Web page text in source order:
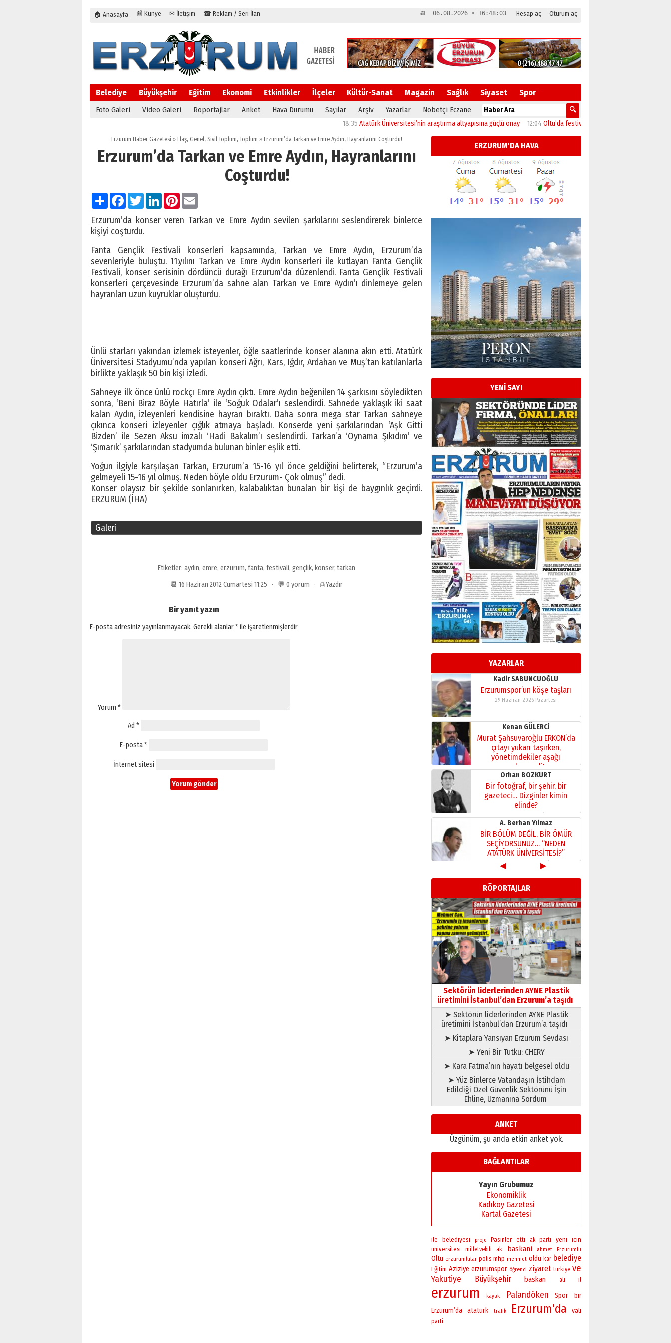
🏠 Anasayfa 📰 Künye ✉ İletişim ☎ Reklam / Seri İlan Hesap aç Oturum aç
📆 06.08.2026 • 16:48:04
Belediye Büyükşehir Eğitim Ekonomi Etkinlikler İlçeler Kültür-Sanat Magazin Sağlık Siyaset Spor
Foto Galeri Video Galeri Röportajlar Anket Hava Durumu Sayılar Arşiv Yazarlar Nöbetçi Eczane
Atatürk Üniversitesi’nin araştırma altyapısına güçlü onay 12:04Oltu’da festival coşkusu konserle zirveye ulaştı
Erzurum Haber Gazetesi » Flaş, Genel, Sivil Toplum,Toplum »Erzurum’da Tarkan ve Emre Aydın, Hayranlarını Coşturdu!
Erzurum’da Tarkan ve Emre Aydın, Hayranlarını
Coşturdu!
PaylaşFacebook
TwitterLinkedInPinterest
Erzurum’da konser veren Tarkan ve Emre Aydın sevilen şarkılarını seslendirerek binlerce
kişiyi coşturdu.
Fanta Gençlik Festivali konserleri kapsamında, Tarkan ve Emre Aydın, Erzurum’da
sevenleriyle buluştu. 11.yılını Tarkan ve Emre Aydın konserleri ile kutlayan Fanta Gençlik
Festivali, konser serisinin dördüncü durağı Erzurum’da düzenlendi. Fanta Gençlik Festivali
konserleri çerçevesinde Erzurum’da sahne alan Tarkan ve Emre Aydın’ı dinlemeye gelen
hayranları uzun kuyruklar oluşturdu.
Ünlü starları yakından izlemek isteyenler, öğle saatlerinde konser alanına akın etti. Atatürk
Üniversitesi Stadyumu’nda yapılan konseri Ağrı, Kars, Iğdır, Ardahan ve Muş’tan katılanlarla
birlikte yaklaşık 50 bin kişi izledi.
Sahneye ilk önce ünlü rockçı Emre Aydın çıktı. Emre Aydın beğenilen 14 şarkısını söyledikten
sonra, ‘Beni Biraz Böyle Hatırla’ ile ‘Soğuk Odalar’ı seslendirdi. Sahnede yaklaşık iki saat
kalan Aydın, izleyenleri kendisine hayran bıraktı. Daha sonra mega star Tarkan sahneye
çıkınca konseri izleyenler çığlık atmaya başladı. Konserde yeni şarkılarından ‘Aşk Gitti
Bizden’ ile Sezen Aksu imzalı ‘Hadi Bakalım’ı seslendirdi. Tarkan’a ‘Oynama Şıkıdım’ ve
‘Şımarık’ şarkılarından stadyumda bulunan binler eşlik etti.
Yoğun ilgiyle karşılaşan Tarkan, Erzurum’a 15-16 yıl önce geldiğini belirterek, “Erzurum’a
gelmeyeli 15-16 yıl olmuş. Neden böyle oldu Erzurum- Çok olmuş” dedi.
Konser olaysız bir şekilde sonlanırken, kalabalıktan bunalan bir kişi de baygınlık geçirdi.
ERZURUM (İHA)
Galeri
Etiketler: aydın, emre, erzurum, fanta, festivali, gençlik, konser, tarkan
📆 16 Haziran 2012 Cumartesi 11:25 · 💬 0 yorum · ⎙ Yazdır
Bir yanıt yazın
E-posta adresiniz yayınlanmayacak. Gerekli alanlar*ile işaretlenmişlerdir
Yorum *
Ad *
E-posta*
İnternet sitesi
ERZURUM'DA HAVA
YENİ SAYI
YAZARLAR
Esat BİNDESEN
Başkan Sekmen’den Erzurum’a
bir vizyon proje daha!
02 Ağustos 2026 Pazar
Kadir SABUNCUOĞLU
Erzurumspor’un köşe taşları
29 Haziran 2026 Pazartesi
Kenan GÜLERCİ
Murat Şahsuvaroğlu ERKON’da
çıtayı yukarı taşırken,
yönetimdekiler aşağı
çekmemeli!
17 Şubat 2026 SalıOrhan BOZKURT
Bir fotoğraf, bir şehir, bir
gazeteci… Dizginler kimin
elinde?
31 Mart 2026 Salı
A. Berhan Yılmaz
BİR BÖLÜM DEĞİL, BİR ÖMÜR
SEÇİYORSUNUZ… “NEDEN
ATATÜRK ÜNİVERSİTESİ?”
28 Temmuz 2026 Salı
Ahmet Gökhan YAZICI
Ahmed Yesevi’den bir
Alperen… ”Reisimiz” idi…
Hakka yürüdü.!
26 Mart 2026 Perşembe
Cem Bakırcı
Ardında bıraktığı hatıralarıyla
gönül adamı Faruk Terzioğlu!
13 Mayıs 2026 Çarşamba
Esat BİNDESEN
Başkan Sekmen’den Erzurum’a
bir vizyon proje daha!
02 Ağustos 2026 Pazar
Kadir SABUNCUOĞLU
Erzurumspor’un köşe taşları
29 Haziran 2026 Pazartesi
Kenan GÜLERCİ
Murat Şahsuvaroğlu ERKON’da
çıtayı yukarı taşırken,
yönetimdekiler aşağı
çekmemeli!
17 Şubat 2026 SalıOrhan BOZKURT
Bir fotoğraf, bir şehir, bir
gazeteci… Dizginler kimin
elinde?
31 Mart 2026 Salı
A. Berhan Yılmaz
BİR BÖLÜM DEĞİL, BİR ÖMÜR
SEÇİYORSUNUZ… “NEDEN
ATATÜRK ÜNİVERSİTESİ?”
28 Temmuz 2026 Salı
Ahmet Gökhan YAZICI
Ahmed Yesevi’den bir
Alperen… ”Reisimiz” idi…
Hakka yürüdü.!
26 Mart 2026 Perşembe
Cem Bakırcı
Ardında bıraktığı hatıralarıyla
gönül adamı Faruk Terzioğlu!
13 Mayıs 2026 Çarşamba
Esat BİNDESEN
Başkan Sekmen’den Erzurum’a
bir vizyon proje daha!
02 Ağustos 2026 Pazar
◀ ▶
RÖPORTAJLAR
Sektörün liderlerinden AYNE Plastik
üretimini İstanbul’dan Erzurum’a taşıdı
➤ Sektörün liderlerinden AYNE Plastik
üretimini İstanbul’dan Erzurum’a taşıdı
➤ Kitaplara Yansıyan Erzurum Sevdası
➤ Yeni Bir Tutku: CHERY
➤ Kara Fatma’nın hayatı belgesel oldu
➤ Yüz Binlerce Vatandaşın İstihdam
Edildiği Özel Güvenlik Sektörünü İşin
Ehline, Uzmanına Sordum
ANKET
Üzgünüm, şu anda etkin anket yok.
BAĞLANTILAR
Yayın Grubumuz
Ekonomiklik
Kadıköy Gazetesi
Kartal Gazetesi
ile belediyesi proje Pasinler etti ak parti yeni
icin
universitesi
milletvekili ak baskani ahmet Erzurumlu
Oltu erzurumlular polis mhp mehmet oldu kar belediye
Eğitim Aziziye erzurumspor öğrenci ziyaret turkiye ve
Yakutiye Büyükşehir baskan ali il
erzurum kayak Palandöken Spor
bir
Erzurum’da
ataturk trafik Erzurum'da vali
parti